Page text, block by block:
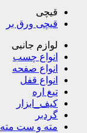
قیچی
قیچی ورق بر
لوازم جانبی
انواع چسب
انواع صفحه
انواع قفل
تیغ اره
کیف_ابزار
گردبر
مته و ست مته